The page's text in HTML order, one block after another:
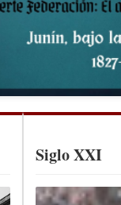
Siglo XXI